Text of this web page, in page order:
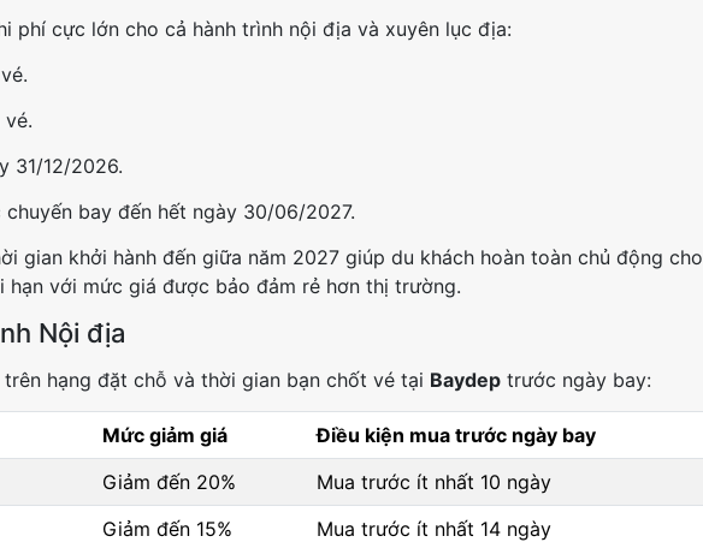
phí cực lớn cho cả hành trình nội địa và xuyên lục địa:
vé.
31/12/2026.
bay đến hết ngày 30/06/2027.
gian khởi hành đến giữa năm 2027 giúp du khách hoàn toàn chủ động cho
hạn với mức giá được bảo đảm rẻ hơn thị trường.
Nội địa
hạng đặt chỗ và thời gian bạn chốt vé tại Baydeptrước ngày bay:
Mức giảm giá
Điều kiện mua trước ngày bay
Giảm đến 20%
Mua trước ít nhất 10 ngày
Giảm đến 15%
Mua trước ít nhất 14 ngày